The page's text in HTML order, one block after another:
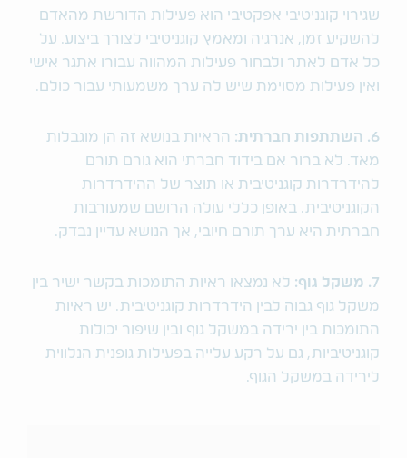
שגירוי קוגניטיבי אפקטיבי הוא פעילות הדורשת מהאדם
להשקיע זמן, אנרגיה ומאמץ קוגניטיבי לצורך ביצוע. על
כל אדם לאתר ולבחור פעילות המהווה עבורו אתגר אישי
ואין פעילות מסוימת שיש לה ערך משמעותי עבור כולם.
6. השתתפות חברתית:
הראיות בנושא זה הן מוגבלות
מאד. לא ברור אם בידוד חברתי הוא גורם תורם
להידרדרות קוגניטיבית או תוצר של ההידרדרות
הקוגניטיבית. באופן כללי עולה הרושם שמעורבות
חברתית היא ערך תורם חיובי, אך הנושא עדיין נבדק.
7. משקל גוף:
לא נמצאו ראיות התומכות בקשר ישיר בין
משקל גוף גבוה לבין הידרדרות קוגניטיבית. יש ראיות
התומכות בין ירידה במשקל גוף ובין שיפור יכולות
קוגניטיביות, גם על רקע עלייה בפעילות גופנית הנלווית
לירידה במשקל הגוף.